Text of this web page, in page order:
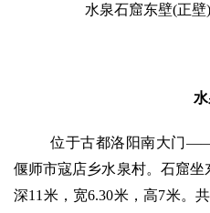
水泉石窟东壁(正
位于古都洛阳南大门
偃师市寇店乡水泉村。石窟坐
深11米，宽6.30米，高7米。